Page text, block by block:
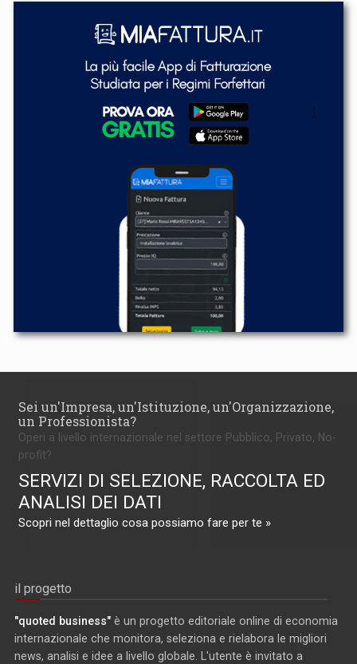
Sei un'Impresa, un'Istituzione, un'Organizzazione,
un Professionista?
Operi a livello internazionale nel settore Pubblico, Privato, No-
profit?
SERVIZI DI SELEZIONE, RACCOLTA ED
ANALISI DEI DATI
Scopri nel dettaglio cosa possiamo fare per te »
il progetto
"quoted business" è un progetto editoriale online di economia
internazionale che monitora, seleziona e rielabora le migliori
news, analisi e idee a livello globale. L'utente è invitato a